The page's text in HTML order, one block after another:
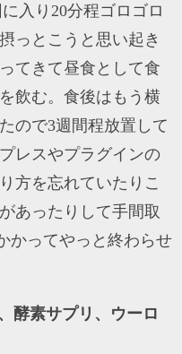
入り20分程ゴロゴロ
っとこうと思い起き
てきて昼食として食
飲む。食後はもう横
ので3週間程放置して
レスやプラグインの
方を忘れていたりこ
あったりして手間取
かってやっと終わらせ
酵素サプリ、ウーロ